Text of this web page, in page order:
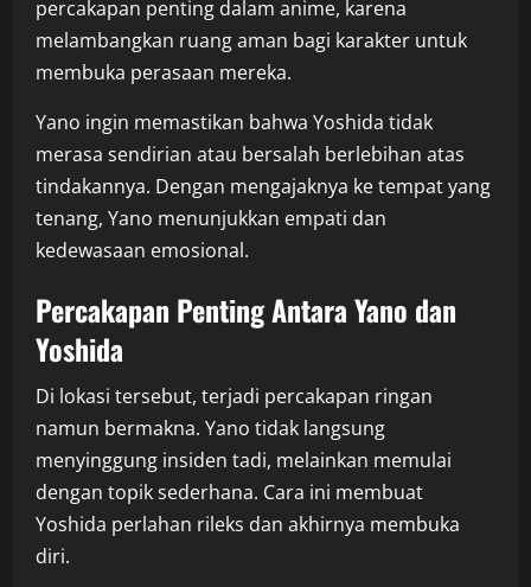
percakapan penting dalam anime, karena
melambangkan ruang aman bagi karakter untuk
membuka perasaan mereka.
Yano ingin memastikan bahwa Yoshida tidak
merasa sendirian atau bersalah berlebihan atas
tindakannya. Dengan mengajaknya ke tempat yang
tenang, Yano menunjukkan empati dan
kedewasaan emosional.
Percakapan Penting Antara Yano dan
Yoshida
Di lokasi tersebut, terjadi percakapan ringan
namun bermakna. Yano tidak langsung
menyinggung insiden tadi, melainkan memulai
dengan topik sederhana. Cara ini membuat
Yoshida perlahan rileks dan akhirnya membuka
diri.